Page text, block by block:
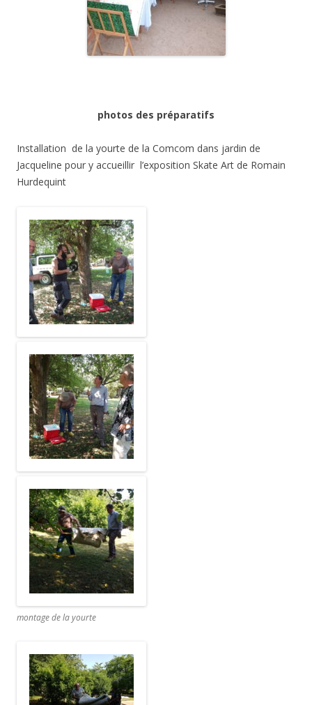
photos des préparatifs
Installation de la yourte de la Comcom dans jardin de
Jacqueline pour y accueillir l’exposition Skate Art de Romain
Hurdequint
montage de la yourte